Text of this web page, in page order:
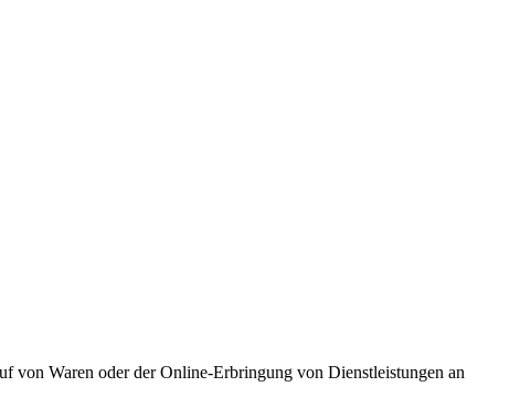
von Waren oder der Online-Erbringung von Dienstleistungen an